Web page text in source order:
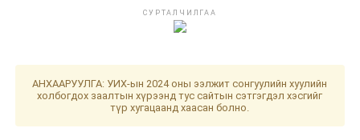
улсын хурал маргааш эхэлнэ
СУРТАЛЧИЛГАА
АНХААРУУЛГА: УИХ-ын 2024 оны ээлжит сонгуулийн хуулийн
холбогдох заалтын хүрээнд тус сайтын сэтгэгдэл хэсгийг
түр хугацаанд хаасан болно.